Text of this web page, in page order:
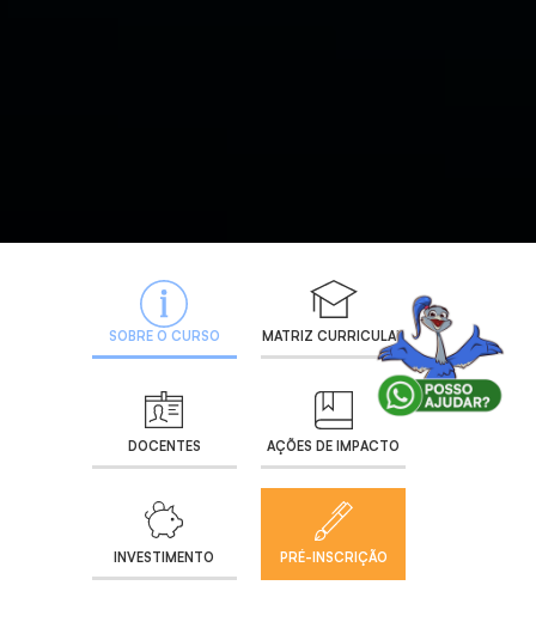
SOBRE O CURSO MATRIZ CURRICULAR
DOCENTES AÇÕES DE IMPACTO
INVESTIMENTO PRÉ-INSCRIÇÃO